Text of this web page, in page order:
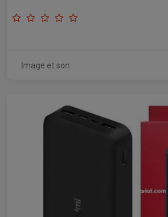
Image et son